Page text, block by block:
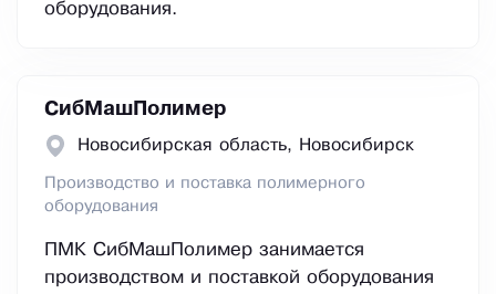
оборудования.
СибМашПолимер
Новосибирская область, Новосибирск
Производство и поставка полимерного
оборудования
ПМК СибМашПолимер занимается
производством и поставкой оборудования